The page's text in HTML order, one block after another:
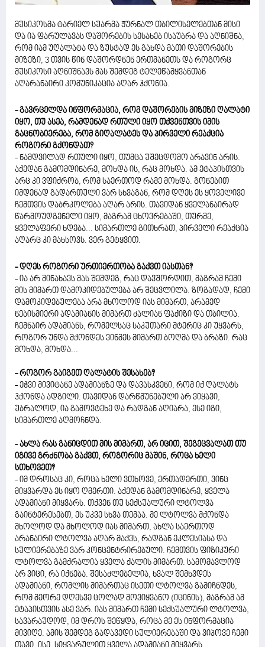
მუსიკოსმა ტარიელ სუარმა ჟურნალ თბილისელებთან მისი
და ია ფარულავას დაშორების სესახებ ისაუბრა და აღნიშნა,
რომ იამ უღალატა და ზუსტად ეს გახდა მათი დაშორების
მიზეზი, 3 თვის წინ დაშორდნენ ერთმანეთს და როგორც
მუსიკოსი აღნიშნავს მას შემდეგ ტელეწამყვანთან
აღარანაირი კომუნიკაცია აღარ ჰქონია.
- გავრცელდა ინფორმაცია, რომ დაშორების მიზეზი ღალატი
იყო, თუ ასეა, რამდენად რთული იყო თქვენთვის იმის
გაცნობიერება, რომ გიღალატეს და პირველი რეაქცია
როგორი გქონდათ?
- ნამდვილად რთული იყო, თუმცა უშეცდომო არავინ არის.
აქედან გამომდინარე, მოხდა ის, რაც მოხდა. ამ ეტაპისთვის
არც კი ვფიქრობ, რომ საერთოდ რამე მოხდა. გონებით
იმდენად გადართული ვარ სხვაგან, რომ დღეს ეს ყოველივე
ჩემთვის დაბრკოლება აღარ არის. თავიდან ყველანაირად
წარმოუდგენელი იყო, მაგრამ ცხოვრებაში, თურმე,
ყველაფერი ხდება... სიმართლე გითხრათ, პირველი რეაქცია
აღარც კი მახსოვს. ვერ გეტყვით.
- დღეს როგორი ურთიერთობა გაქვთ იასთან?
- ია არ მინახავს მას შემდეგ, რაც დავშორდით, მაგრამ ჩემი
მის მიმართ დამოკიდებულება არ შეცვლილა. ზოგადად, ჩემი
დამოკიდებულება არა მხოლოდ იას მიმართ, არამედ
ნებისმიერი ადამიანის მიმართ ძალიან ფაქიზი და თბილია.
ჩემნაირ ადამიანს, რომელსაც საკუთარი მტერიც კი უყვარს,
როგორ უნდა მქონდეს ვინმეს მიმართ ბოღმა და ბრაზი. რაც
მოხდა, მოხდა...
- როგორ გაიგეთ ღალატის შესახებ?
- ეჭვი მივიტანე ადამიანზე და დავასკვენი, რომ იქ ღალატს
ჰქონდა ადგილი. თავიდან დარწმუნებული არ ვიყავი,
უბრალოდ, ია გამოვტეხე და რადგან აღიარა, ესე იგი,
სიმართლე აღმოჩნდა.
-ახლა რას განიცდით მის მიმართ, არ იცით, შეგეცვალათ თუ
იგივე გრძნობა გაქვთ, როგორიც მაშინ, როცა ხელი
სთხოვეთ?
- იმ დროსაც კი, როცა ხელი ვთხოვე, ერთადერთი, ვინც
მიყვარდა ეს იყო ღმერთი. აქედან გამომდინარე, ყველა
ადამიანი მიყვარს. თქვენ თუ სექსუალური ლტოლვა
გაინტერესებთ, ეს უკვე სხვა თემაა. მე ლტოლვა მქონდა
მხოლოდ და მხოლოდ იას მიმართ, ახლა საერთოდ
არანაირი ლტოლვა აღარ მაქვს, რადგან ეკლესიასა და
სულიერებაზე ვარ კონცენტრირებული. ჩემთვის ფიზიკური
ლტოლვა გამქრალია ყველა ქალის მიმართ. სამომავლოდ
არ ვიცი, რა იქნება. შესაძლებელია, ხვალ შემხვდეს
ადამიანი, რომლის მიმართაც ისეთი ლტოლვა გამიჩნდეს,
რომ მეორე დღესვე ცოლად მოვიყვანო (იცინის), მაგრამ ამ
ეტაპისთვის ასე ვარ. იას მიმართ ჩემი სექსუალური ლტოლვა,
სავარაუდოდ, იმ დროს შეწყდა, როცა მე ეს ინფორმაცია
მივიღე. ამის შემდეგ გადავედი სულიერებაში და ვიპოვე ჩემი